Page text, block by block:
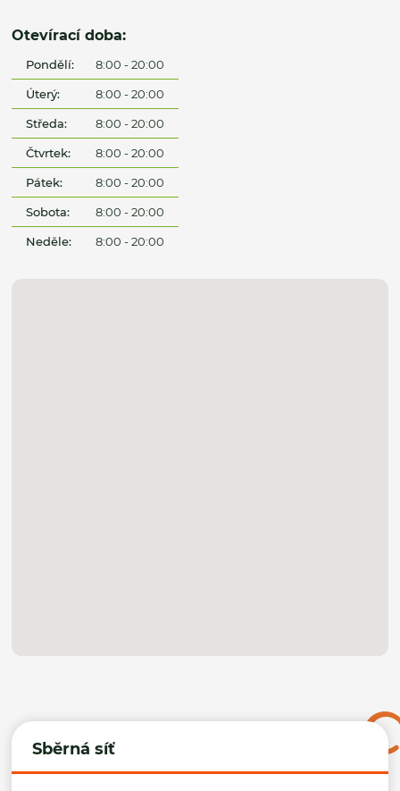
Sběrná síť
Otevírací doba:
Pondělí: 8:00 - 20:00
Úterý: 8:00 - 20:00
Středa: 8:00 - 20:00
Čtvrtek: 8:00 - 20:00
Pátek: 8:00 - 20:00
Sobota: 8:00 - 20:00
Neděle: 8:00 - 20:00